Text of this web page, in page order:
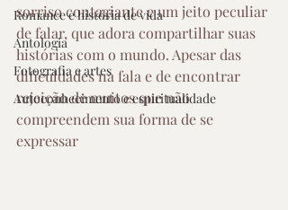
Romance e história de vida
Antologia
Fotografia e artes
Autoconhecimento e espiritualidade
sorriso contagiante e um jeito peculiar
de falar, que adora compartilhar suas
histórias com o mundo. Apesar das
dificuldades na fala e de encontrar
rejeição de muitos que não
compreendem sua forma de se
expressar